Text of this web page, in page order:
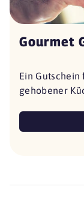
Gourmet
Ein
gehobener